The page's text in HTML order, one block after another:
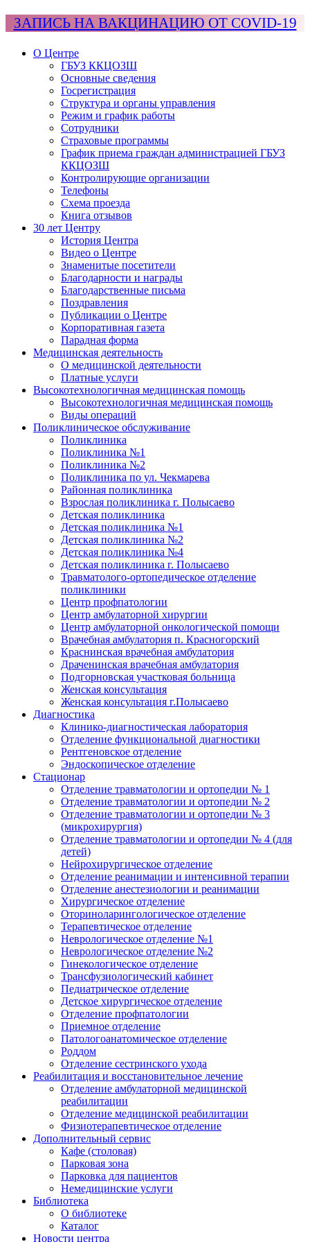
ЗАПИСЬ НА ВАКЦИНАЦИЮ ОТ COVID-19
О Центре
ГБУЗ ККЦОЗШ
Основные сведения
Госрегистрация
Структура и органы управления
Режим и график работы
Сотрудники
Страховые программы
График приема граждан администрацией ГБУЗ
ККЦОЗШ
Контролирующие организации
Телефоны
Схема проезда
Книга отзывов
30 лет Центру
История Центра
Видео о Центре
Знаменитые посетители
Благодарности и награды
Благодарственные письма
Поздравления
Публикации о Центре
Корпоративная газета
Парадная форма
Медицинская деятельность
О медицинской деятельности
Платные услуги
Высокотехнологичная медицинская помощь
Высокотехнологичная медицинская помощь
Виды операций
Поликлиническое обслуживание
Поликлиника
Поликлиника №1
Поликлиника №2
Поликлиника по ул. Чекмарева
Районная поликлиника
Взрослая поликлиника г. Полысаево
Детская поликлиника
Детская поликлиника №1
Детская поликлиника №2
Детская поликлиника №4
Детская поликлиника г. Полысаево
Травматолого-ортопедическое отделение
поликлиники
Центр профпатологии
Центр амбулаторной хирургии
Центр амбулаторной онкологической помощи
Врачебная амбулатория п. Красногорский
Краснинская врачебная амбулатория
Драченинская врачебная амбулатория
Подгорновская участковая больница
Женская консультация
Женская консультация г.Полысаево
Диагностика
Клинико-диагностическая лаборатория
Отделение функциональной диагностики
Рентгеновское отделение
Эндоскопическое отделение
Стационар
Отделение травматологии и ортопедии № 1
Отделение травматологии и ортопедии № 2
Отделение травматологии и ортопедии № 3
(микрохирургия)
Отделение травматологии и ортопедии № 4 (для
детей)
Нейрохирургическое отделение
Отделение реанимации и интенсивной терапии
Отделение анестезиологии и реанимации
Хирургическое отделение
Оториноларингологическое отделение
Терапевтическое отделение
Неврологическое отделение №1
Неврологическое отделение №2
Гинекологическое отделение
Трансфузиологический кабинет
Педиатрическое отделение
Детское хирургическое отделение
Отделение профпатологии
Приемное отделение
Патологоанатомическое отделение
Роддом
Отделение сестринского ухода
Реабилитация и восстановительное лечение
Отделение амбулаторной медицинской
реабилитации
Отделение медицинской реабилитации
Физиотерапевтическое отделение
Дополнительный сервис
Кафе (столовая)
Парковая зона
Парковка для пациентов
Немедицинские услуги
Библиотека
О библиотеке
Каталог
Новости центра